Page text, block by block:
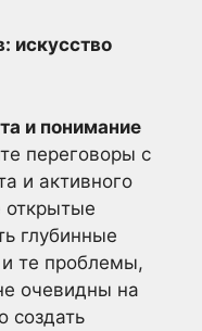
искусство
и понимание
переговоры с
и активного
открытые
глубинные
и те проблемы,
очевидны на
создать